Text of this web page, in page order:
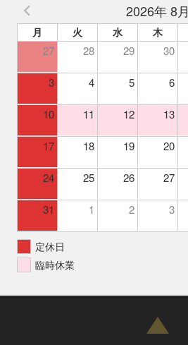
2026年 8月
月 火 水 木
27 28 29 30
3 4 5 6
10 11 12 13
17 18 19 20
24 25 26 27
31 1 2 3
定休日
臨時休業